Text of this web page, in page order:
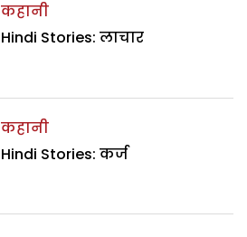
कहानी
Hindi Stories: लाचार
कहानी
Hindi Stories: कर्ज